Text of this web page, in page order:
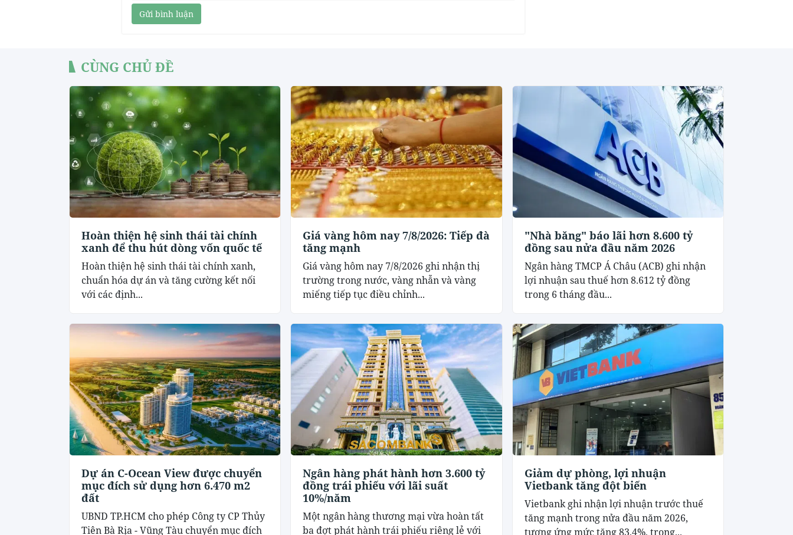
Gửi bình luận
CÙNG CHỦ ĐỀ
Hoàn thiện hệ sinh thái tài chính
xanh để thu hút dòng vốn quốc tế
Hoàn thiện hệ sinh thái tài chính xanh,
chuẩn hóa dự án và tăng cường kết nối
với các định...
Giá vàng hôm nay 7/8/2026: Tiếp đà
tăng mạnh
Giá vàng hôm nay 7/8/2026 ghi nhận thị
trường trong nước, vàng nhẫn và vàng
miếng tiếp tục điều chỉnh...
"Nhà băng" báo lãi hơn 8.600 tỷ
đồng sau nửa đầu năm 2026
Ngân hàng TMCP Á Châu (ACB) ghi nhận
lợi nhuận sau thuế hơn 8.612 tỷ đồng
trong 6 tháng đầu...
Dự án C-Ocean View được chuyển
mục đích sử dụng hơn 6.470 m2
đất
UBND TP.HCM cho phép Công ty CP Thủy
Tiên Bà Rịa - Vũng Tàu chuyển mục đích
Ngân hàng phát hành hơn 3.600 tỷ
đồng trái phiếu với lãi suất
10%/năm
Một ngân hàng thương mại vừa hoàn tất
ba đợt phát hành trái phiếu riêng lẻ với
Giảm dự phòng, lợi nhuận
Vietbank tăng đột biến
Vietbank ghi nhận lợi nhuận trước thuế
tăng mạnh trong nửa đầu năm 2026,
tương ứng mức tăng 83,4%, trong...